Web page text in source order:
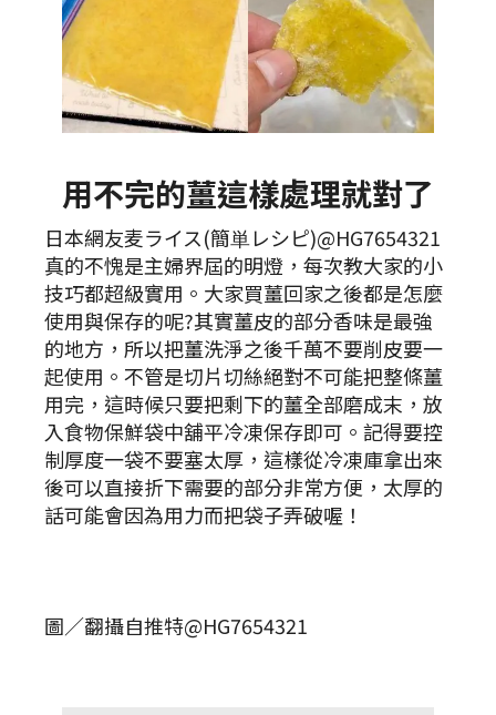
用不完的薑這樣處理就對了
日本網友麦ライス(簡単レシピ)@HG7654321
真的不愧是主婦界屆的明燈，每次教大家的小
技巧都超級實用。大家買薑回家之後都是怎麼
使用與保存的呢?其實薑皮的部分香味是最強
的地方，所以把薑洗淨之後千萬不要削皮要一
起使用。不管是切片切絲絕對不可能把整條薑
用完，這時候只要把剩下的薑全部磨成末，放
入食物保鮮袋中舖平冷凍保存即可。記得要控
制厚度一袋不要塞太厚，這樣從冷凍庫拿出來
後可以直接折下需要的部分非常方便，太厚的
話可能會因為用力而把袋子弄破喔！
圖／翻攝自推特@HG7654321